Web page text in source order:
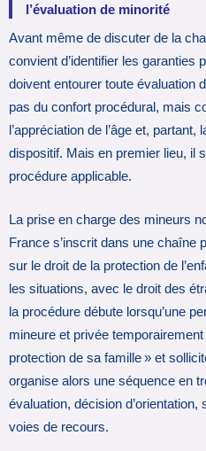
l’évaluation de minorité
Avant même de discuter de la
convient d’identifier les garanties
doivent entourer toute évaluation
pas du confort procédural, mais
l’appréciation de l’âge et,
dispositif. Mais en premier lieu, il
procédure applicable.
La prise en charge des mineurs
France s’inscrit dans une chaîne
sur le droit de la protection de
les situations, avec le droit des
la procédure débute lorsqu’une
mineure et privée
protection de sa famille » et
organise alors une séquence en
évaluation, décision d’orientation,
voies de recours.